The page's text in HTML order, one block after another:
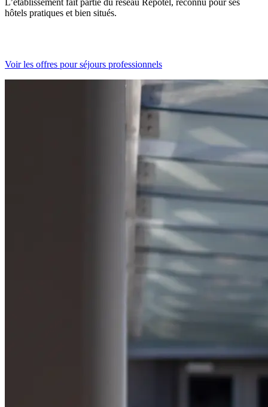
L’établissement fait partie du réseau Repotel, reconnu pour ses
hôtels pratiques et bien situés.
Voir les offres pour séjours professionnels